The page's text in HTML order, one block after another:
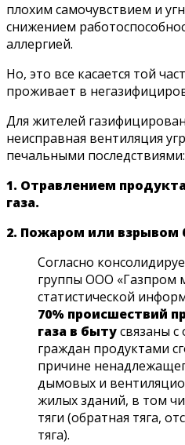
плохим самочувствием и
снижением
аллергией.
Но, это все касается той
проживает в
Для жителей
неисправная вентиляция
печальными последствиями:
1. Отравлением
газа.
2. Пожаром или взрывом
Согласно
группы ООО «Газпром
статистической
70% происшествий
газа в бытусвязаны
граждан продуктами
причине
дымовых и
жилых зданий, в том
тяги (обратная тяга,
тяга).